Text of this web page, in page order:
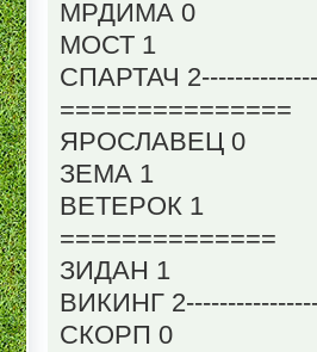
МРДИМА 0
МОСТ 1
СПАРТАЧ
===============
ЯРОСЛАВЕЦ 0
ЗЕМА 1
ВЕТЕРОК 1
==============
ЗИДАН 1
ВИКИНГ
СКОРП 0